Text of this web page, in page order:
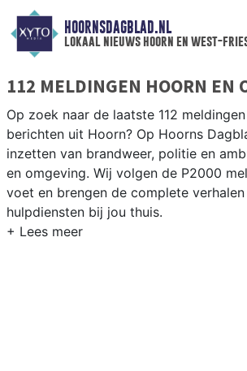
HOORNSDAGBLAD.NL
lokaal nieuws hoorn en west-
112 MELDINGEN HOORN EN
Op zoek naar de laatste 112
berichten uit Hoorn? Op Hoorns
inzetten van brandweer, politie en
en omgeving. Wij volgen de P2000
voet en brengen de complete
hulpdiensten bij jou thuis.